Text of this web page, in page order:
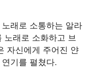
래로 소통하는 알라
노래로 소화하고 브
자신에게 주어진 얀
기를 펼쳤다.